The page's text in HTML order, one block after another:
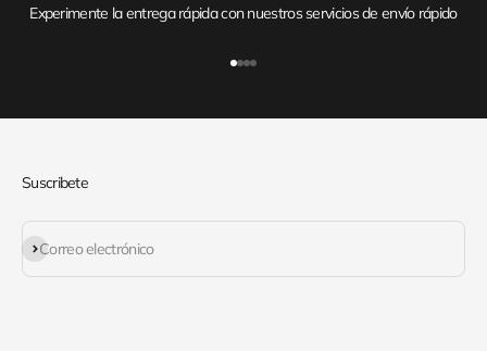
Experimente la entrega rápida con nuestros servicios de envío rápido
Suscribete
Correo electrónico
Suscribirse